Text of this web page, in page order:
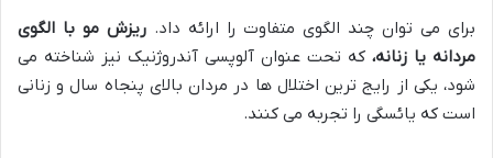
برای می توان چند الگوی متفاوت را ارائه داد.ریزش مو با الگوی
مردانه یا زنانه، که تحت عنوان آلوپسی آندروژنیک نیز شناخته می
شود، یکی از رایج ترین اختلال ها در مردان بالای پنجاه سال و زنانی
است که یائسگی را تجربه می کنند.